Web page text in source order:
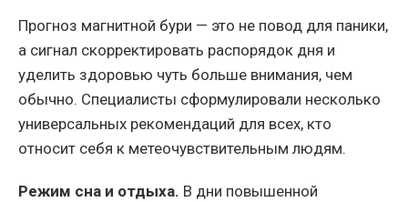
Прогноз магнитной бури — это не повод для паники,
а сигнал скорректировать распорядок дня и
уделить здоровью чуть больше внимания, чем
обычно. Специалисты сформулировали несколько
универсальных рекомендаций для всех, кто
относит себя к метеочувствительным людям.
Режим сна и отдыха. В дни повышенной